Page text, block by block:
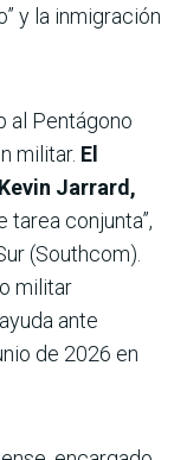
y la inmigración
al Pentágono
militar. El
Jarrard,
tarea conjunta”,
(Southcom).
militar
ante
de 2026 en